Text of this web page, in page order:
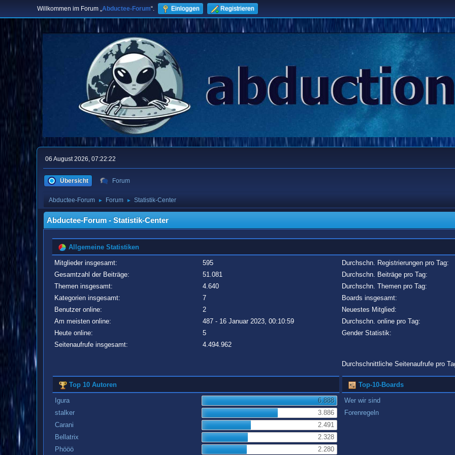
Willkommen im Forum „Abductee-Forum“. Einloggen Registrieren
06 August 2026, 07:22:22
Übersicht Forum
Abductee-Forum ► Forum ► Statistik-Center
Abductee-Forum - Statistik-Center
Allgemeine Statistiken
Mitglieder insgesamt:
595
Gesamtzahl der Beiträge:
51.081
Themen insgesamt:
4.640
Kategorien insgesamt:
7
Benutzer online:
2
Am meisten online:
487 - 16 Januar 2023, 00:10:59
Heute online:
5
Seitenaufrufe insgesamt:
4.494.962
Durchschn. Registrierungen pro Tag:
Durchschn. Beiträge pro Tag:
Durchschn. Themen pro Tag:
Boards insgesamt:
Neuestes Mitglied:
Durchschn. online pro Tag:
Gender Statistik:
Durchschnittliche Seitenaufrufe pro
Top 10 Autoren
Igura
6.888
stalker
3.886
Carani
2.491
Bellatrix
2.328
Phööö
2.280
Top-10-Boards
Wer wir sind
Forenregeln